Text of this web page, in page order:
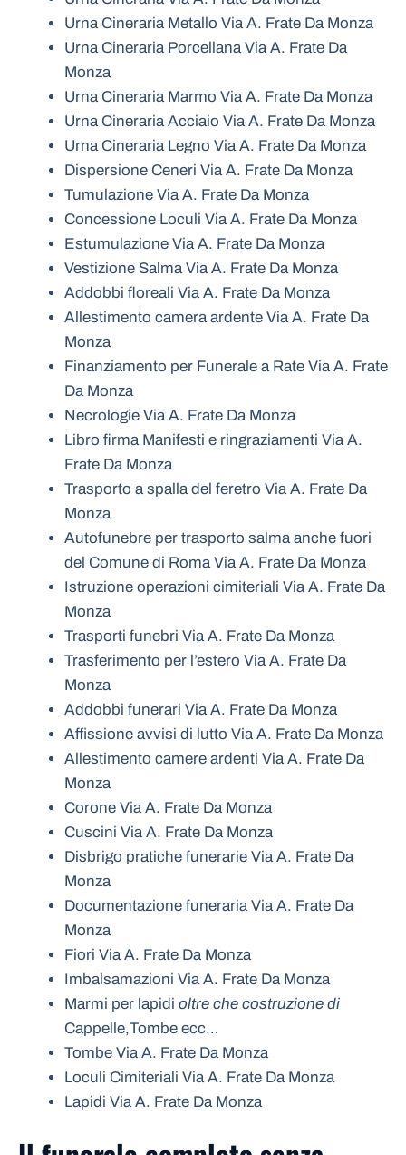
Urna Cineraria Metallo Via A. Frate Da Monza
Urna Cineraria Porcellana Via A. Frate Da
Monza
Urna Cineraria Marmo Via A. Frate Da Monza
Urna Cineraria Acciaio Via A. Frate Da Monza
Urna Cineraria Legno Via A. Frate Da Monza
Dispersione Ceneri Via A. Frate Da Monza
Tumulazione Via A. Frate Da Monza
Concessione Loculi Via A. Frate Da Monza
Estumulazione Via A. Frate Da Monza
Vestizione Salma Via A. Frate Da Monza
Addobbi floreali Via A. Frate Da Monza
Allestimento camera ardente Via A. Frate Da
Monza
Finanziamento per Funerale a Rate Via A. Frate
Da Monza
Necrologie Via A. Frate Da Monza
Libro firma Manifesti e ringraziamenti Via A.
Frate Da Monza
Trasporto a spalla del feretro Via A. Frate Da
Monza
Autofunebre per trasporto salma anche fuori
del Comune di Roma Via A. Frate Da Monza
Istruzione operazioni cimiteriali Via A. Frate Da
Monza
Trasporti funebri Via A. Frate Da Monza
Trasferimento per l’estero Via A. Frate Da
Monza
Addobbi funerari Via A. Frate Da Monza
Affissione avvisi di lutto Via A. Frate Da Monza
Allestimento camere ardenti Via A. Frate Da
Monza
Corone Via A. Frate Da Monza
Cuscini Via A. Frate Da Monza
Disbrigo pratiche funerarie Via A. Frate Da
Monza
Documentazione funeraria Via A. Frate Da
Monza
Fiori Via A. Frate Da Monza
Imbalsamazioni Via A. Frate Da Monza
Marmi per lapidi oltre che costruzione di
Cappelle,Tombe ecc…
Tombe Via A. Frate Da Monza
Loculi Cimiteriali Via A. Frate Da Monza
Lapidi Via A. Frate Da Monza